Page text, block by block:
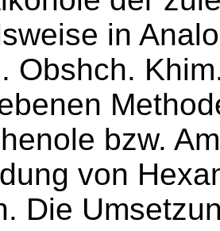
in
Obshch.
bzw.
von
Die